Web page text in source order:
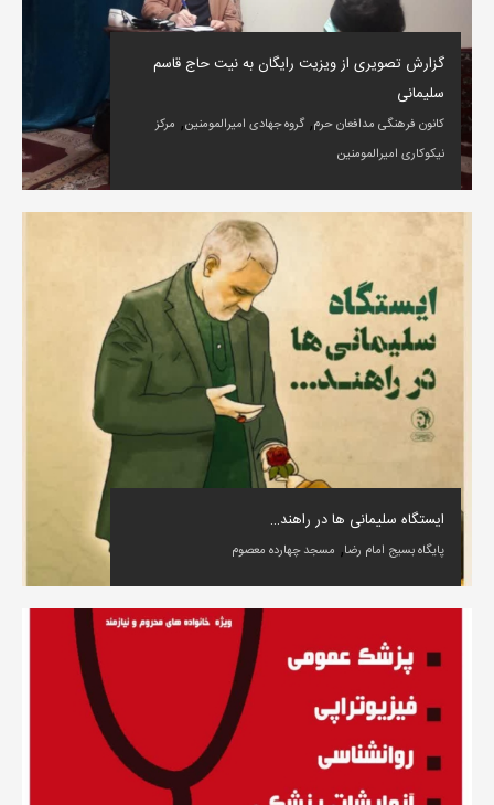
گزارش تصویری از ویزیت رایگان به نیت حاج قاسم
سلیمانی
کانون فرهنگی مدافعان حرم, گروه جهادی امیرالمومنین, مرکز
نیکوکاری امیرالمومنین
ایستگاه سلیمانی ها در راهند…
پایگاه بسیج امام رضا, مسجد چهارده معصوم